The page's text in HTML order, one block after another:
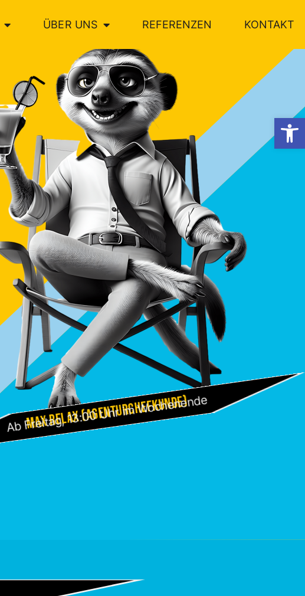
ÜBER UNS REFERENZEN KONTAKT
Max Relax (Agenturchefkunde)
Ab Freitag, 13:00 Uhr im Wochenende